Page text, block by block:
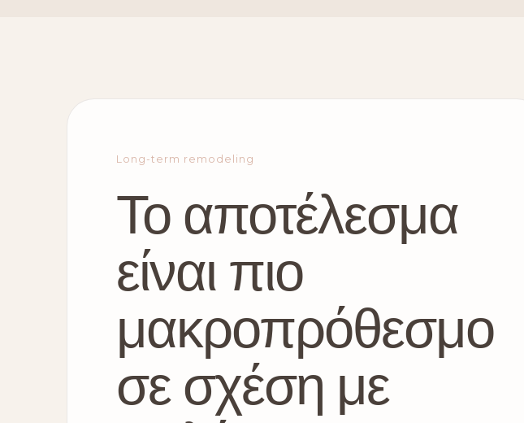
Long-term remodeling
Το αποτέλεσμα
είναι πιο
μακροπρόθεσμο
σε σχέση με